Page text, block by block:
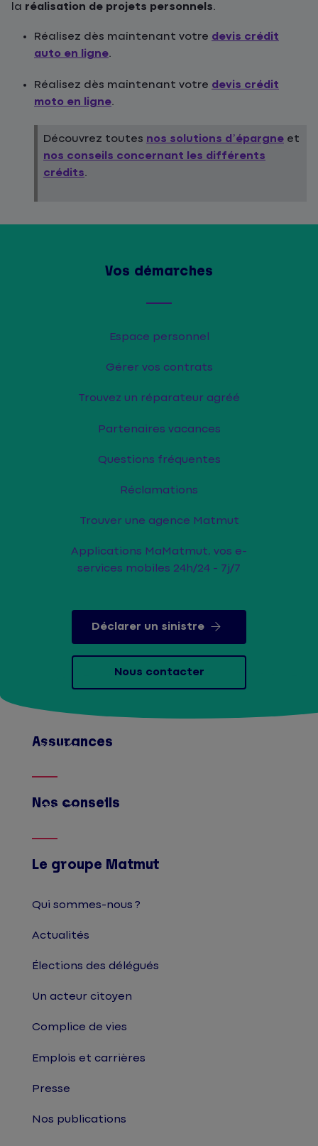
la réalisation de projets personnels.
Réalisez dès maintenant votre devis crédit
auto en ligne.
Réalisez dès maintenant votre devis crédit
moto en ligne.
Découvrez toutes nos solutions d’épargne et
nos conseils concernant les différents
crédits.
Vos démarches
Espace personnel
Gérer vos contrats
Trouvez un réparateur agréé
Partenaires vacances
Questions fréquentes
Réclamations
Trouver une agence Matmut
Applications MaMatmut, vos e-
services mobiles 24h/24 - 7j/7
Déclarer un sinistre
Nous contacter
Assurances
Afficher
Nos conseils
Afficher
Le groupe Matmut
Qui sommes-nous ?
Actualités
Élections des délégués
Un acteur citoyen
Complice de vies
Emplois et carrières
Presse
Nos publications